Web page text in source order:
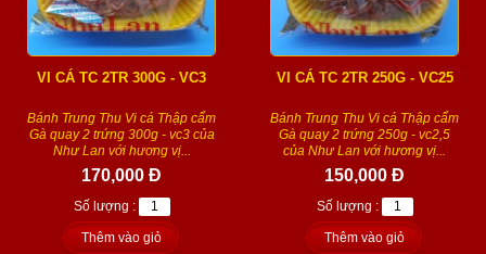
VI CÁ TC 2TR 300G - VC3
Bánh Trung Thu Vi cá Thập cẩm
Gà quay 2 trứng 300g - vc3 của
Như Lan với hương vị...
170,000 Đ
Số lượng :
Thêm vào giỏ
VI CÁ TC 2TR 250G - VC25
Bánh Trung Thu Vi cá Thập cẩm
Gà quay 2 trứng 250g - vc2,5
của Như Lan với hương vị...
150,000 Đ
Số lượng :
Thêm vào giỏ